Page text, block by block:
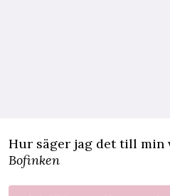
Hur säger jag det till min
Bofinken